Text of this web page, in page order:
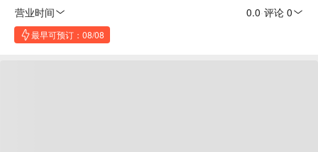
营业时间
0.0 评论 0
最早可预订：08/08